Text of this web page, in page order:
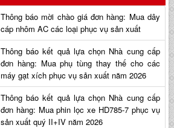
Thông báo mời chào giá đơn hàng: Mua dây
cáp nhôm AC các loại phục vụ sản xuất
Thông báo kết quả lựa chọn Nhà cung cấp
đơn hàng: Mua phụ tùng thay thế cho các
máy gạt xích phục vụ sản xuất năm 2026
Thông báo kết quả lựa chọn Nhà cung cấp
đơn hàng: Mua phin lọc xe HD785-7 phục vụ
sản xuất quý II+IV năm 2026